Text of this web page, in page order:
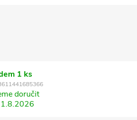
1 ks
doručit